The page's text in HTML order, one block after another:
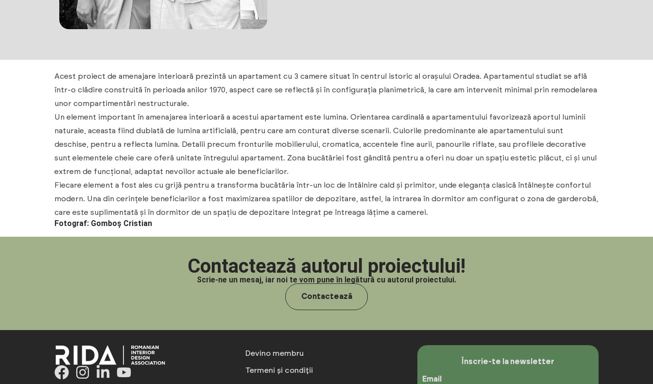
Acest proiect de amenajare interioară prezintă un apartament cu 3 camere situat în centrul istoric al orașului Oradea. Apartamentul studiat se află
într-o clădire construită în perioada anilor 1970, aspect care se reflectă și în configurația planimetrică, la care am intervenit minimal prin remodelarea
unor compartimentări nestructurale.
Un element important în amenajarea interioară a acestui apartament este lumina. Orientarea cardinală a apartamentului favorizează aportul luminii
naturale, aceasta fiind dublată de lumina artificială, pentru care am conturat diverse scenarii. Culorile predominante ale apartamentului sunt
deschise, pentru a reflecta lumina. Detalii precum fronturile mobilierului, cromatica, accentele fine aurii, panourile riflate, sau profilele decorative
sunt elementele cheie care oferă unitate întregului apartament. Zona bucătăriei fost gândită pentru a oferi nu doar un spațiu estetic plăcut, ci și unul
extrem de funcțional, adaptat nevoilor actuale ale beneficiarilor.
Fiecare element a fost ales cu grijă pentru a transforma bucătăria într-un loc de întâlnire cald și primitor, unde eleganța clasică întâlnește confortul
modern. Una din cerințele beneficiarilor a fost maximizarea spatiilor de depozitare, astfel, la intrarea în dormitor am configurat o zona de garderobă,
care este suplimentată și în dormitor de un spațiu de depozitare integrat pe întreaga lățime a camerei.
Fotograf: Gomboș Cristian
Contactează autorul proiectului!
Scrie-ne un mesaj, iar noi te vom pune în legătură cu autorul proiectului.
Contactează
Devino membru
Termeni și condiții
Înscrie-te la newsletter
Email